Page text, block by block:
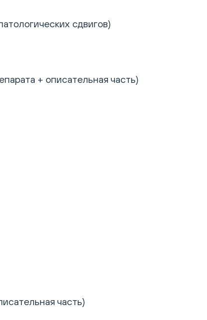
сдвигов)
+ описательная часть)
часть)